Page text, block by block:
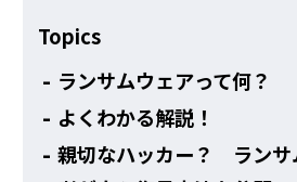
Topics
ランサムウェアって何？
よくわかる解説！
親切なハッカー？ ランサ